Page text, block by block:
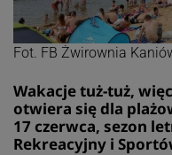
Fot. FB Żwirownia
Wakacje tuż-tuż,
otwiera się dla
17 czerwca, sezon
Rekreacyjny i